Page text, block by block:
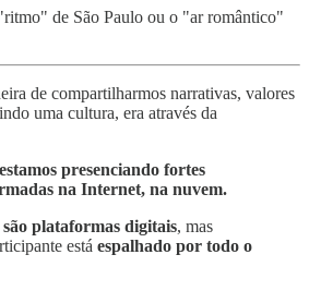
de São Paulo ou o "ar romântico"
de compartilharmos narrativas, valores
uma cultura, era através da
presenciando fortes
na Internet, na nuvem.
plataformas digitais, mas
está espalhado por todo o